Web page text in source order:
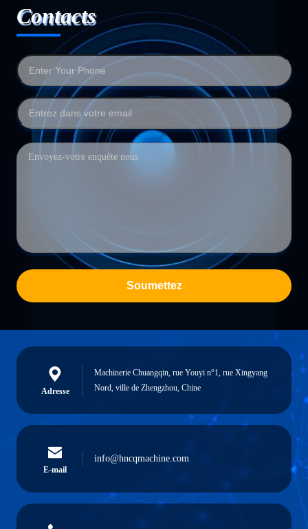
Contacts
Soumettez
Adresse
Machinerie Chuangqin, rue Youyi n°1, rue Xingyang
Nord, ville de Zhengzhou, Chine
E-mail
info@hncqmachine.com